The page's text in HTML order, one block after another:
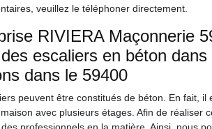
veuillez le téléphoner directement.
RIVIERA Maçonnerie
escaliers en béton
dans le 59400
peuvent être constitués de béton. En fait,
avec plusieurs étages. Afin de réaliser